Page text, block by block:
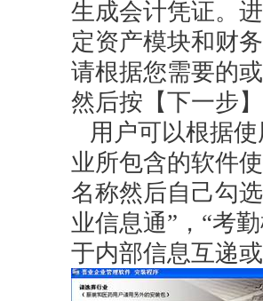
生成会计凭证。
定资产模块和财
请根据您需要的
然后按【下一步
用户可以根据使
业所包含的软件
名称然后自己勾
业信息通”，“考
于内部信息互递